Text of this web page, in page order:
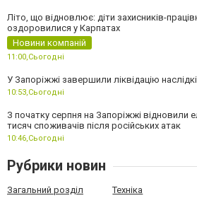
Літо, що відновлює: діти захисників-
оздоровилися у Карпатах
Новини компаній
11:00, Сьогодні
У Запоріжжі завершили ліквідацію
10:53, Сьогодні
З початку серпня на Запоріжжі відновили
тисяч споживачів після російських атак
10:46, Сьогодні
Рубрики новин
Загальний розділ Техніка